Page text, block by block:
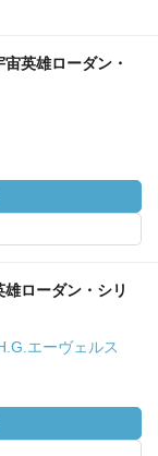
英雄ローダン・
ローダン・シリ
エーヴェルス